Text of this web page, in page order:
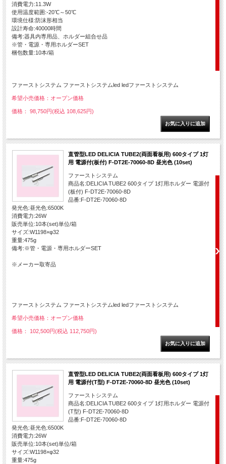
消費電力:11.3W
使用温度範囲:-20℃～50℃
環境仕様:防沫形相当
設計寿命:40000時間
備考:器具内専用品、ホルダー組合せ品
※管・電源・専用ホルダーSET
梱包数量:10本/箱
ファーストシステム ファーストシステムled ledファーストシステム
希望小売価格：オープン価格
価格： 98,750円(税込 108,625円)
直管型LED DELICIA TUBE2(両面看板用) 600タイプ 1灯
用 電源付(板付) F-DT2E-70060-8D 昼光色 (10set)
ファーストシステム
商品名:DELICIA TUBE2 600タイプ 1灯用ホルダー 電源付
(板付) F-DT2E-70060-8D
品番:F-DT2E-70060-8D
発光色:昼光色:6500K
消費電力:26W
販売単位:10本(set)単位/箱
サイズ:W1198×φ32
重量:475g
備考:※管・電源・専用ホルダーSET
※メーカー取寄品
ファーストシステム ファーストシステムled ledファーストシステム
希望小売価格：オープン価格
価格： 102,500円(税込 112,750円)
直管型LED DELICIA TUBE2(両面看板用) 600タイプ 1灯
用 電源付(T型) F-DT2E-70060-8D 昼光色 (10set)
ファーストシステム
商品名:DELICIA TUBE2 600タイプ 1灯用ホルダー 電源付
(T型) F-DT2E-70060-8D
品番:F-DT2E-70060-8D
発光色:昼光色:6500K
消費電力:26W
販売単位:10本(set)単位/箱
サイズ:W1198×φ32
重量:475g